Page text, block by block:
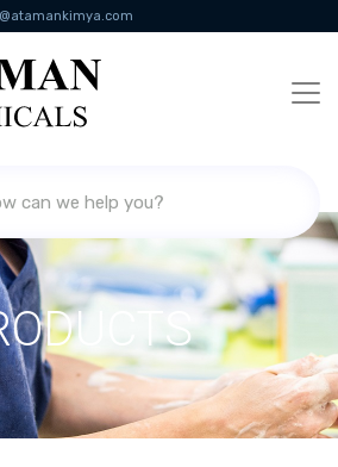
Society Services